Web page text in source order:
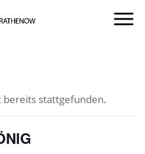
bereits stattgefunden.